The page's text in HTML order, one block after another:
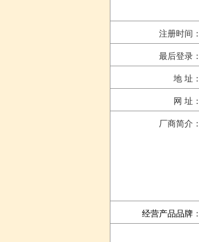
注册时间：
最后登录：
地 址：
网 址：
厂商简介：
经营产品品牌 ：